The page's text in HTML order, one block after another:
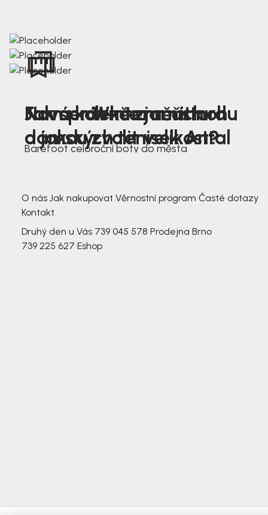
Nová kolekce jarních
dámských tenisek Antal
Jak správně změřit nohu
a jakou zvolit velikost?
Farmer Winter mustard
Barefoot celoroční boty do města
O nás Jak nakupovat Věrnostní program Časté dotazy
Kontakt
Druhý den u Vás 739 045 578 Prodejna Brno
739 225 627 Eshop